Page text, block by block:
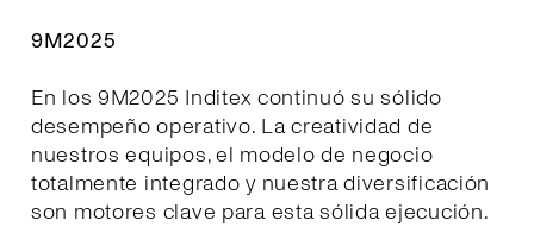
9M2025
En los 9M2025 Inditex continuó su sólido
desempeño operativo. La creatividad de
nuestros equipos, el modelo de negocio
totalmente integrado y nuestra diversificación
son motores clave para esta sólida ejecución.